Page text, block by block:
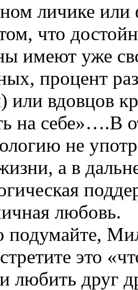
личике или
что
имеют уже
процент
или вдовцов
на себе»….В
не
а в
любовь.
подумайте,
это
любить друг